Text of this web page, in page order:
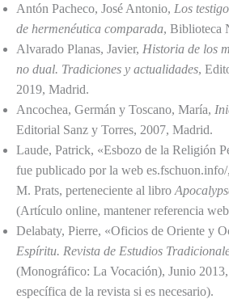
Antón Pacheco, José Antonio, Los
de hermenéutica comparada, Biblioteca
Alvarado Planas, Javier, Historia de los
no dual. Tradiciones y actualidades,
2019, Madrid.
Ancochea, Germán y Toscano, María,
Editorial Sanz y Torres, 2007, Madrid.
Laude, Patrick, «Esbozo de la Religión
fue publicado por la web
M. Prats, perteneciente al libro
(Artículo online, mantener referencia
Delabaty, Pierre, «Oficios de Oriente y
Espíritu. Revista de Estudios
(Monográfico: La Vocación), Junio
específica de la revista si es necesario).